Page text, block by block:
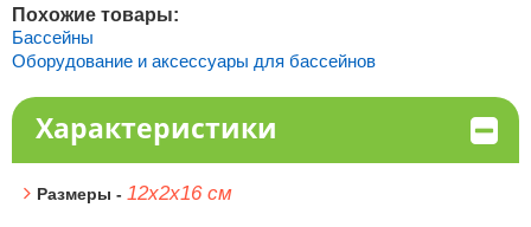
Похожие товары:
Бассейны
Оборудование и аксессуары для бассейнов
Характеристики
Размеры - 12х2х16 см